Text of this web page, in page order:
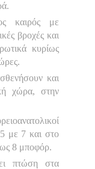
καιρός με
βροχές και
κυρίως
και
χώρα, στην
με 7 και στο
8 μποφόρ.
πτώση στα